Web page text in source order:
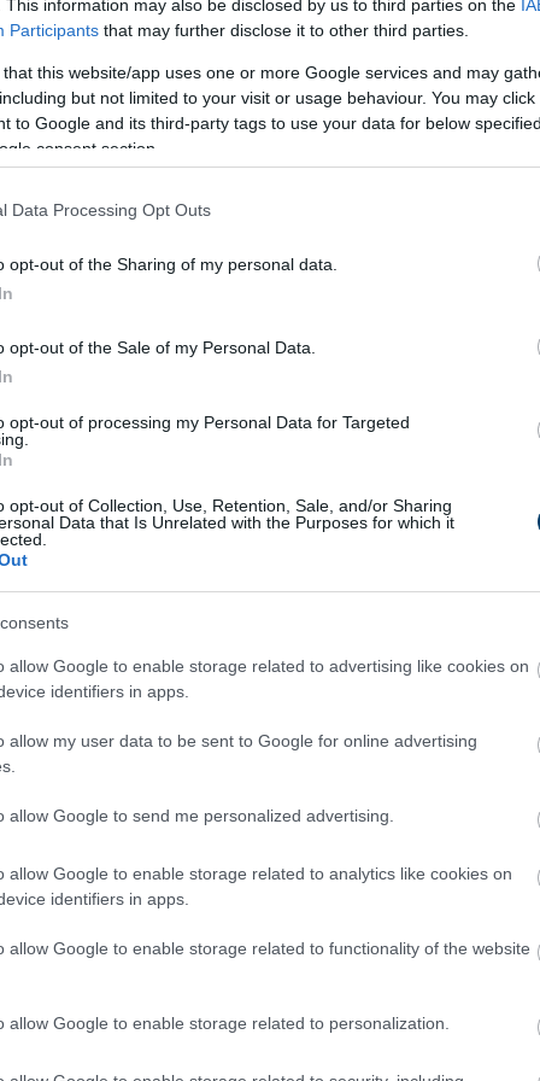
This information may also be disclosed by us to third parties on the
Participants that may further disclose it to other third parties.
that this website/app uses one or more Google services and may
but not limited to your visit or usage behaviour. You may
to Google and its third-party tags to use your data for below
consent section.
Data Processing Opt Outs
opt-out of the Sharing of my personal data.
opt-out of the Sale of my Personal Data.
opt-out of processing my Personal Data for Targeted
opt-out of Collection, Use, Retention, Sale, and/or Sharing
Data that Is Unrelated with the Purposes for which it
allow Google to enable storage related to advertising like cookies on
identifiers in apps.
allow my user data to be sent to Google for online advertising
allow Google to send me personalized advertising.
allow Google to enable storage related to analytics like cookies on
identifiers in apps.
allow Google to enable storage related to functionality of the website
allow Google to enable storage related to personalization.
Ha erősebb ízt szeretnél, kevesebb vizet használj.
a limonádé jól lehűljön és frissítő legyen.
hagyd pihenni pár percig, hogy az ízek összeérjenek.
10 h 34 min
For More Than 2
9 h 25 min
The Morning!